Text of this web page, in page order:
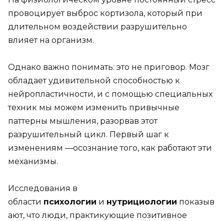
провоцирует выброс кортизола, который при
длительном воздействии разрушительно
влияет на организм.
Однако важно понимать: это не приговор. Мозг
обладает удивительной способностью к
нейропластичности, и с помощью специальных
техник мы можем изменить привычные
паттерны мышления, разорвав этот
разрушительный цикл. Первый шаг к
изменениям —осознание того, как работают эти
механизмы.
Исследования в
области психологии и нутрициологии показыв
ают, что люди, практикующие позитивное